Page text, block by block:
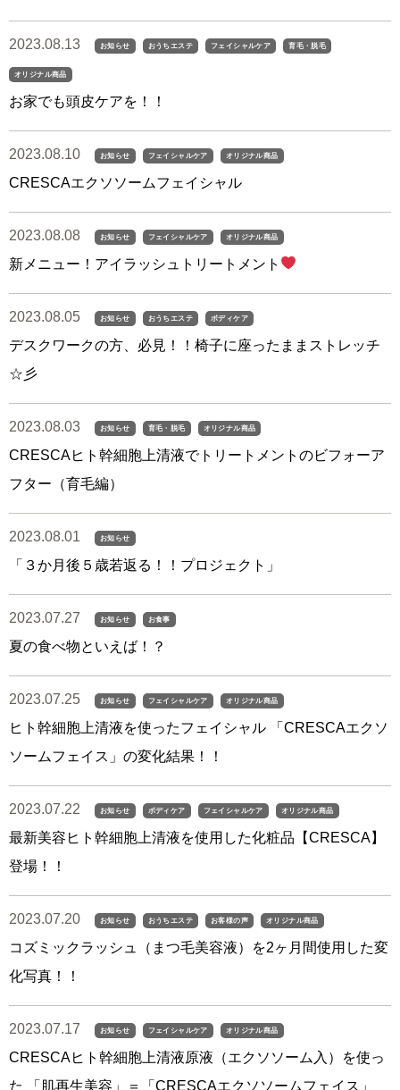
2023.08.13 お知らせ おうちエステ フェイシャルケア 育毛・脱毛
オリジナル商品
お家でも頭皮ケアを！！
2023.08.10 お知らせ フェイシャルケア オリジナル商品
CRESCAエクソソームフェイシャル
2023.08.08 お知らせ フェイシャルケア オリジナル商品
新メニュー！アイラッシュトリートメント
2023.08.05 お知らせ おうちエステ ボディケア
デスクワークの方、必見！！椅子に座ったままストレッチ
☆彡
2023.08.03 お知らせ 育毛・脱毛 オリジナル商品
CRESCAヒト幹細胞上清液でトリートメントのビフォーア
フター（育毛編）
2023.08.01 お知らせ
「３か月後５歳若返る！！プロジェクト」
2023.07.27 お知らせ お食事
夏の食べ物といえば！？
2023.07.25 お知らせ フェイシャルケア オリジナル商品
ヒト幹細胞上清液を使ったフェイシャル 「CRESCAエクソ
ソームフェイス」の変化結果！！
2023.07.22 お知らせ ボディケア フェイシャルケア オリジナル商品
最新美容ヒト幹細胞上清液を使用した化粧品【CRESCA】
登場！！
2023.07.20 お知らせ おうちエステ お客様の声 オリジナル商品
コズミックラッシュ（まつ毛美容液）を2ヶ月間使用した変
化写真！！
2023.07.17 お知らせ フェイシャルケア オリジナル商品
CRESCAヒト幹細胞上清液原液（エクソソーム入）を使っ
た 「肌再生美容」＝「CRESCAエクソソームフェイス」